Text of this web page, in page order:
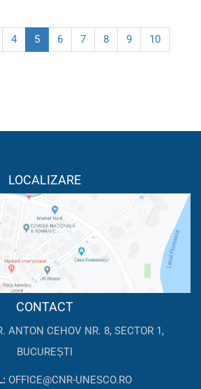
4 5 6 7 8 9 10
LOCALIZARE
CONTACT
ANTON CEHOV NR. 8, SECTOR 1,
BUCUREȘTI
OFFICE@CNR-UNESCO.RO